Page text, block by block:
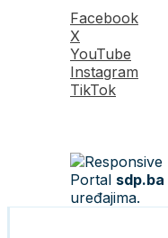
Facebook
X
YouTube
Instagram
TikTok
Portal sdp.ba
uređajima.